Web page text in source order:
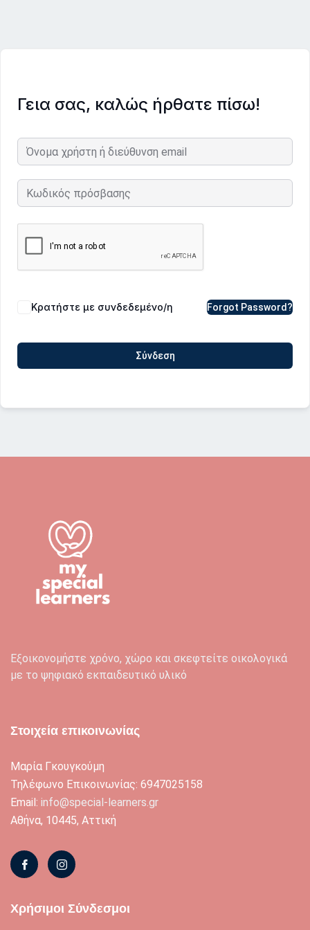
Γεια σας, καλώς ήρθατε πίσω!
Κρατήστε με συνδεδεμένο/η Forgot Password?
Σύνδεση
Εξοικονομήστε χρόνο, χώρο και σκεφτείτε οικολογικά
με το ψηφιακό εκπαιδευτικό υλικό
Στοιχεία επικοινωνίας
Μαρία Γκουγκούμη
Τηλέφωνο Επικοινωνίας: 6947025158
Email: info@special-learners.gr
Αθήνα, 10445, Αττική
Χρήσιμοι Σύνδεσμοι